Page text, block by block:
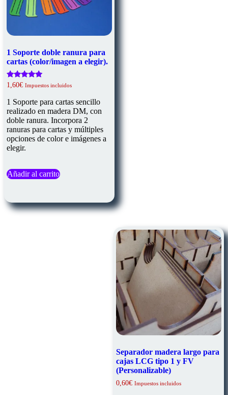
1 Soporte doble ranura para
cartas (color/imagen a elegir).
Valorado
con
5.00
de 5
1,60€ Impuestos incluidos
1 Soporte para cartas sencillo
realizado en madera DM, con
doble ranura. Incorpora 2
ranuras para cartas y múltiples
opciones de color e imágenes a
elegir.
Añadir al carrito
Separador madera largo para
cajas LCG tipo 1 y FV
(Personalizable)
0,60€ Impuestos incluidos